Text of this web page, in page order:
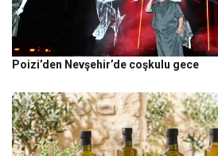
Poizi’den Nevşehir’de coşkulu gece